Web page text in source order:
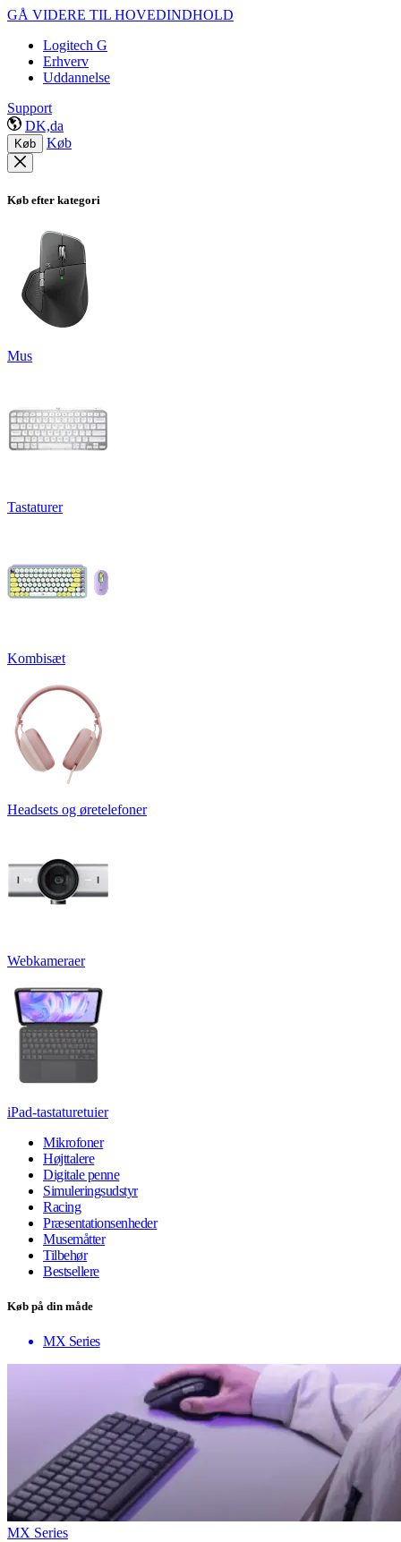
GÅ VIDERE TIL HOVEDINDHOLD
Logitech G
Erhverv
Uddannelse
Support
DK,da
Køb Køb
Køb efter kategori
Mus
Tastaturer
Kombisæt
Headsets og øretelefoner
Webkameraer
iPad-tastaturetuier
Mikrofoner
Højttalere
Digitale penne
Simuleringsudstyr
Racing
Præsentationsenheder
Musemåtter
Tilbehør
Bestsellere
Køb på din måde
MX Series
MX Series